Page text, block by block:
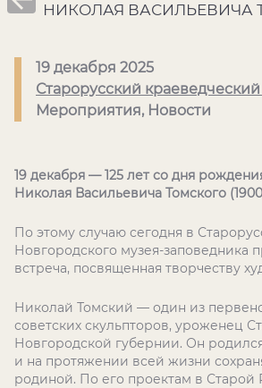
НИКОЛАЯ ВАСИЛЬЕВИЧА
19 декабря 2025
Старорусский
Мероприятия, Новости
19 декабря — 125 лет со дня
Николая Васильевича Томского
По этому случаю сегодня в
Новгородского музея-заповедника
встреча, посвященная творчеству
Николай Томский — один из
советских скульпторов, уроженец
Новгородской губернии. Он
и на протяжении всей жизни
родиной. По его проектам в Старой